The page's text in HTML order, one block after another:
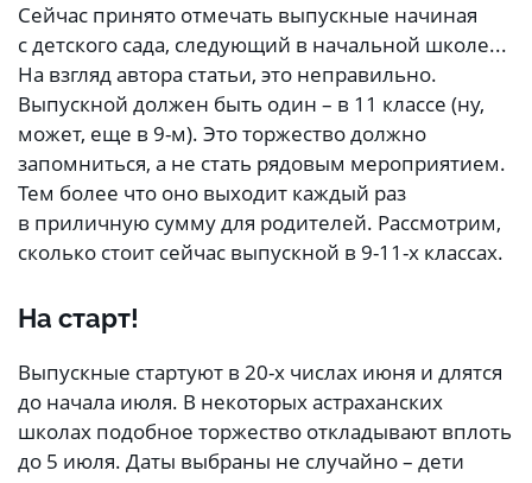
Сейчас принято отмечать выпускные начиная
с детского сада, следующий в начальной школе...
На взгляд автора статьи, это неправильно.
Выпускной должен быть один – в 11 классе (ну,
может, еще в 9-м). Это торжество должно
запомниться, а не стать рядовым мероприятием.
Тем более что оно выходит каждый раз
в приличную сумму для родителей. Рассмотрим,
сколько стоит сейчас выпускной в 9-11-х классах.
На старт!
Выпускные стартуют в 20-х числах июня и длятся
до начала июля. В некоторых астраханских
школах подобное торжество откладывают вплоть
до 5 июля. Даты выбраны не случайно – дети